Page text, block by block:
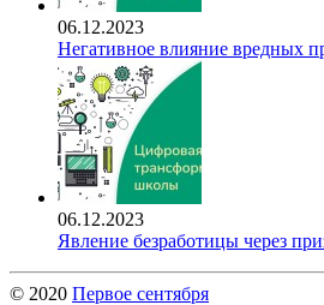
06.12.2023
Негативное влияние вредных
06.12.2023
Явление безработицы через
© 2020 Первое сентября